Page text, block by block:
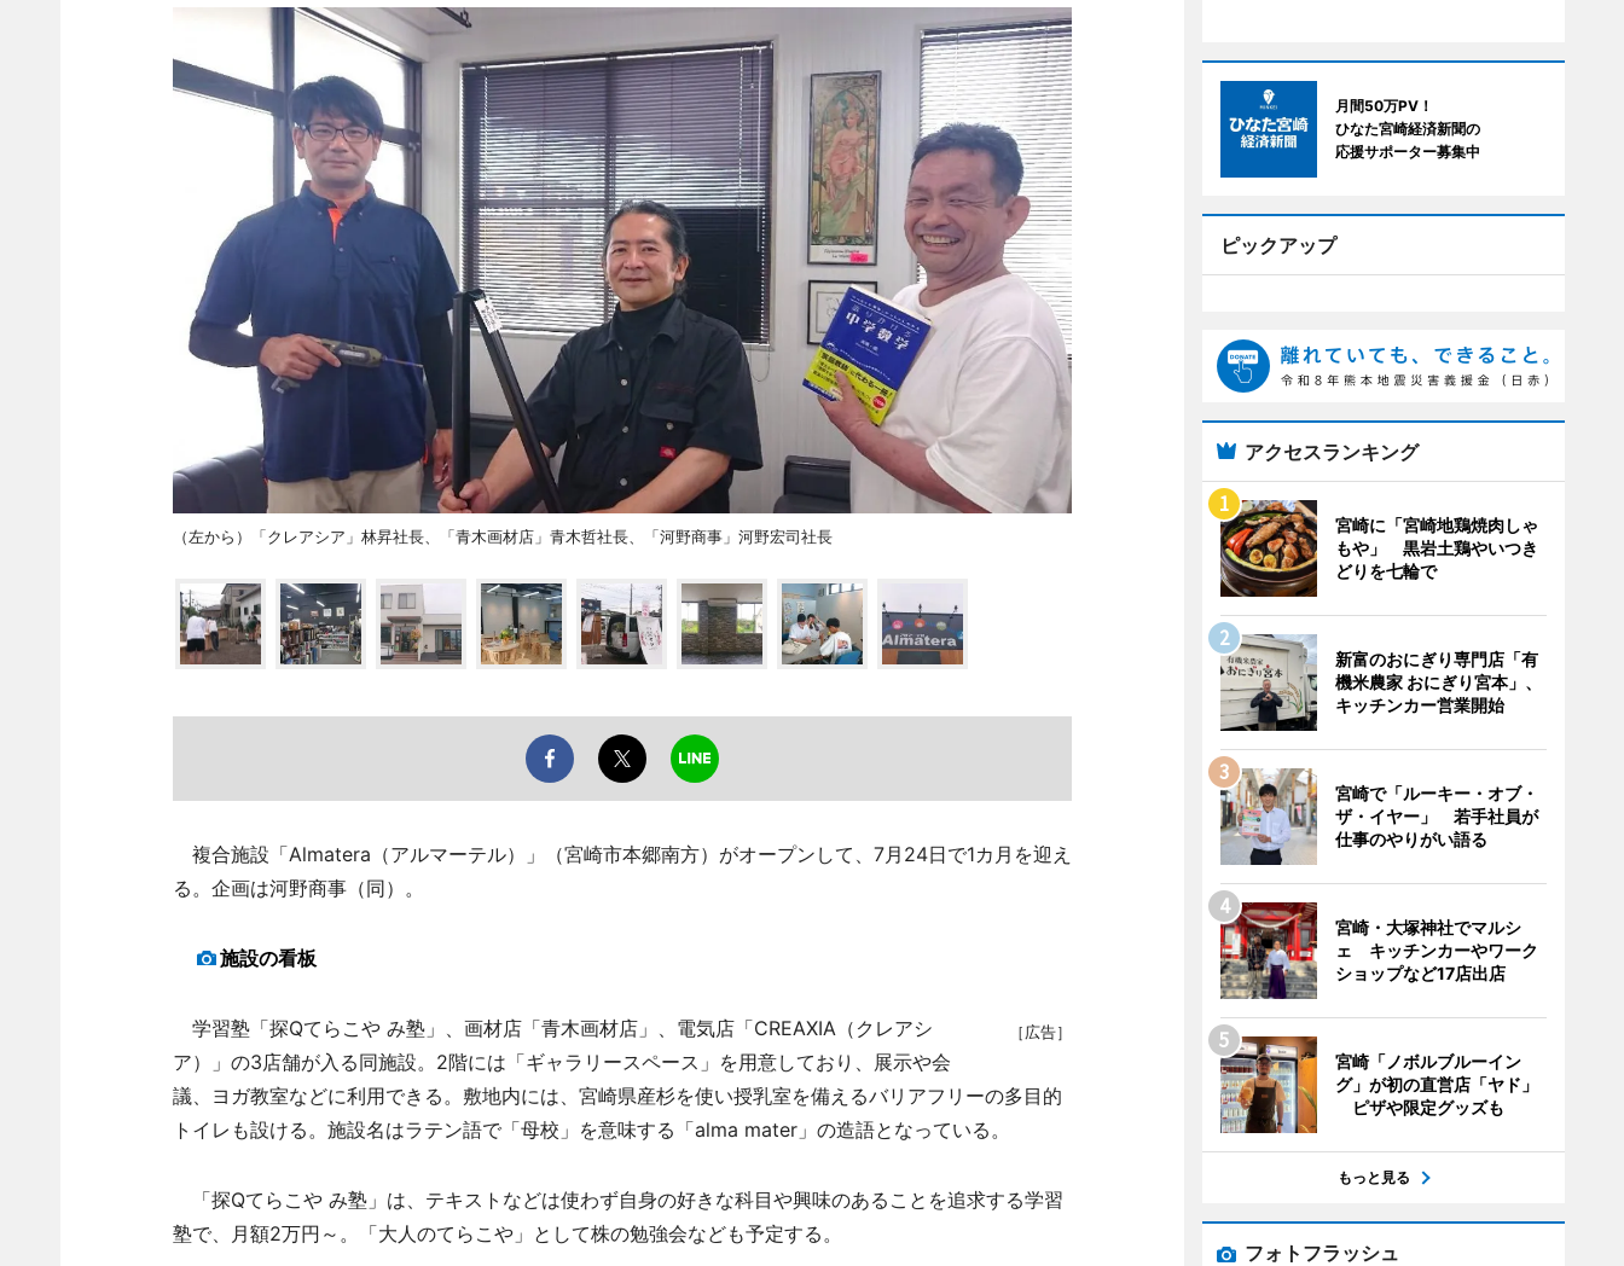
（左から）「クレアシア」林昇社長、「青木画材店」青木哲社長、「河野商事」河野宏司社長
複合施設「Almatera（アルマーテル）」（宮崎市本郷南方）がオープンして、7月24日で1カ月を迎え
る。企画は河野商事（同）。
施設の看板
［広告］
学習塾「探Qてらこや み塾」、画材店「青木画材店」、電気店「CREAXIA（クレアシ
ア）」の3店舗が入る同施設。2階には「ギャラリースペース」を用意しており、展示や会
議、ヨガ教室などに利用できる。敷地内には、宮崎県産杉を使い授乳室を備えるバリアフリーの多目的
トイレも設ける。施設名はラテン語で「母校」を意味する「alma mater」の造語となっている。
「探Qてらこや み塾」は、テキストなどは使わず自身の好きな科目や興味のあることを追求する学習
塾で、月額2万円～。「大人のてらこや」として株の勉強会なども予定する。
月間50万PV！
ひなた宮崎経済新聞の
応援サポーター募集中
ピックアップ
アクセスランキング
宮崎に「宮崎地鶏焼肉しゃ
もや」 黒岩土鶏やいつき
どりを七輪で
新富のおにぎり専門店「有
機米農家 おにぎり宮本」、
キッチンカー営業開始
宮崎で「ルーキー・オブ・
ザ・イヤー」 若手社員が
仕事のやりがい語る
宮崎・大塚神社でマルシ
ェ キッチンカーやワーク
ショップなど17店出店
宮崎「ノボルブルーイン
グ」が初の直営店「ヤド」
ピザや限定グッズも
もっと見る
フォトフラッシュ